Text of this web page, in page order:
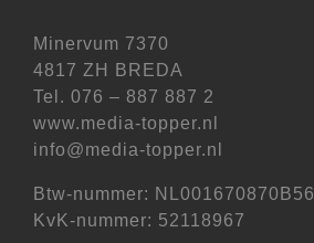
Minervum 7370
4817 ZH BREDA
Tel. 076 – 887 887 2
www.media-topper.nl
info@media-topper.nl
Btw-nummer: NL001670870B56
KvK-nummer: 52118967